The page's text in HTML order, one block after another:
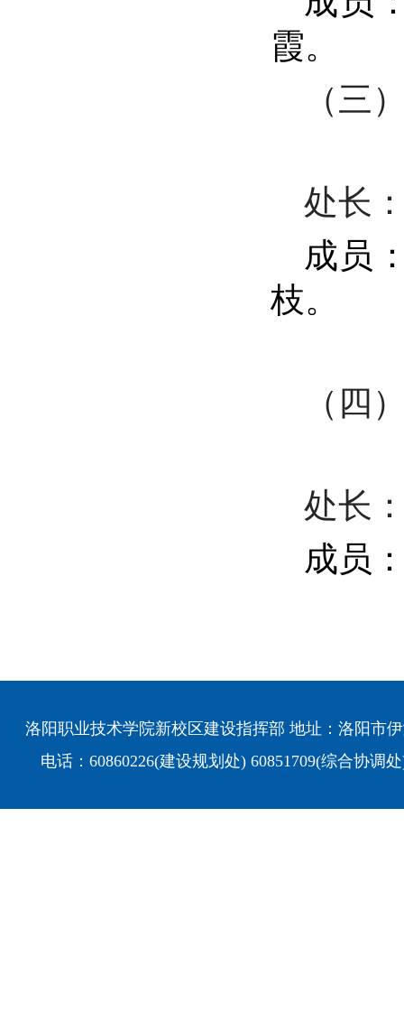
霞。
（三
处长
成员
枝。
（四
处长
成员
洛阳职业技术学院新校区建设指挥部 地址：洛阳市
电话：60860226(建设规划处) 60851709(综合协调